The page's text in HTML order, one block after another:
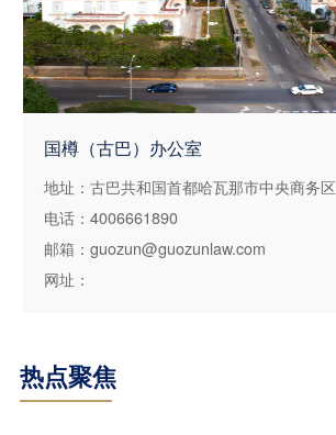
国樽（古巴）办公室
地址：古巴共和国首都哈瓦那市中央商务区
电话：4006661890
邮箱：guozun@guozunlaw.com
网址：
热点聚焦